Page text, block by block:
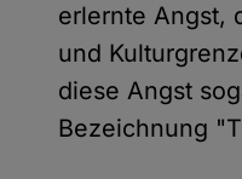
erlernte Angst,
und
diese Angst
Bezeichnung